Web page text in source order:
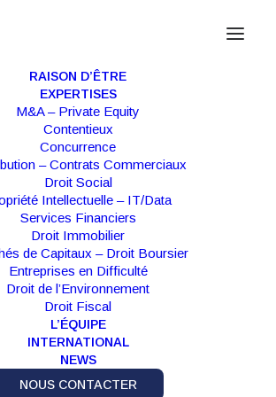
RAISON D’ÊTRE
EXPERTISES
M&A – Private Equity
Contentieux
Concurrence
– Contrats Commerciaux
Droit Social
Intellectuelle – IT/Data
Services Financiers
Droit Immobilier
de Capitaux – Droit Boursier
Entreprises en Difficulté
Droit de l’Environnement
Droit Fiscal
L’ÉQUIPE
INTERNATIONAL
NEWS
NOUS CONTACTER
se distingue par la qualité et la
d'avocats issus des plus grandes
agilité supérieure, et des associés